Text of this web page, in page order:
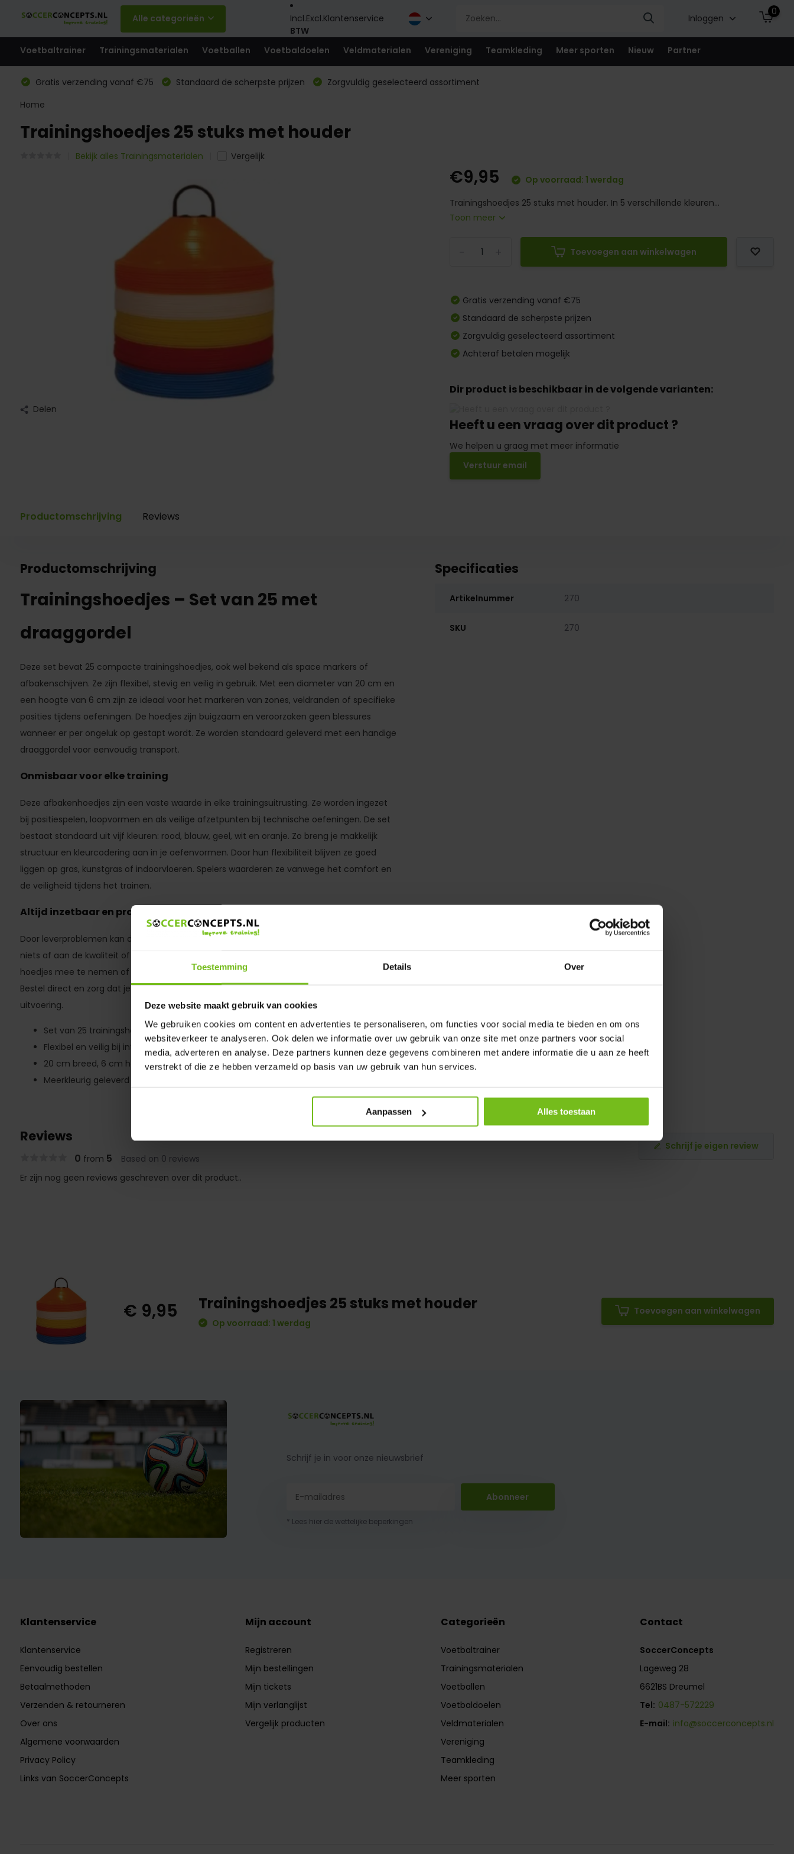
Toestemming Details Over
Deze website maakt gebruik van cookies
We gebruiken cookies om content en advertenties te personaliseren, om functies voor social media te bieden en om ons
websiteverkeer te analyseren. Ook delen we informatie over uw gebruik van onze site met onze partners voor social
media, adverteren en analyse. Deze partners kunnen deze gegevens combineren met andere informatie die u aan ze heeft
verstrekt of die ze hebben verzameld op basis van uw gebruik van hun services.
Aanpassen Alles toestaan
Alle categorieën Incl.Excl.
BTW
Klantenservice Inloggen
0
Voetbaltrainer Trainingsmaterialen Voetballen Voetbaldoelen Veldmaterialen Vereniging Teamkleding Meer sporten Nieuw Partner
Gratis verzending vanaf €75 Standaard de scherpste prijzen
Zorgvuldig geselecteerd assortiment
Home
Trainingshoedjes 25 stuks met houder
Bekijk alles Trainingsmaterialen Vergelijk
Delen
€9,95
Op voorraad: 1 werdag
Trainingshoedjes 25 stuks met houder. In 5 verschillende kleuren...
Toon meer
Toevoegen aan winkelwagen
Gratis verzending vanaf €75
Standaard de scherpste prijzen
Zorgvuldig geselecteerd assortiment
Achteraf betalen mogelijk
Dir product is beschikbaar in de volgende varianten:
Heeft u een vraag over dit product ?
We helpen u graag met meer informatie
Verstuur email
Productomschrijving Reviews
Productomschrijving
Trainingshoedjes – Set van 25 met
draaggordel
Deze set bevat 25 compacte trainingshoedjes, ook wel bekend als space markers of
afbakenschijven. Ze zijn flexibel, stevig en veilig in gebruik. Met een diameter van 20 cm en
een hoogte van 6 cm zijn ze ideaal voor het markeren van zones, veldranden of specifieke
posities tijdens oefeningen. De hoedjes zijn buigzaam en veroorzaken geen blessures
wanneer er per ongeluk op gestapt wordt. Ze worden standaard geleverd met een handige
draaggordel voor eenvoudig transport.
Onmisbaar voor elke training
Deze afbakenhoedjes zijn een vaste waarde in elke trainingsuitrusting. Ze worden ingezet
bij positiespelen, loopvormen en als veilige afzetpunten bij technische oefeningen. De set
bestaat standaard uit vijf kleuren: rood, blauw, geel, wit en oranje. Zo breng je makkelijk
structuur en kleurcodering aan in je oefenvormen. Door hun flexibiliteit blijven ze goed
liggen op gras, kunstgras of indoorvloeren. Spelers waarderen ze vanwege het comfort en
de veiligheid tijdens het trainen.
Altijd inzetbaar en praktisch geleverd
Door leverproblemen kan de set tijdelijk ook geleverd worden in één kleur. Dit doet echter
niets af aan de kwaliteit of inzetbaarheid. De draaggordel maakt het gemakkelijk om de
hoedjes mee te nemen of op te bergen. Deze set is geschikt voor trainingen op elk niveau.
Bestel direct en zorg dat je altijd beschikt over betrouwbare veldmarkering in een handige
uitvoering.
Set van 25 trainingshoedjes met draaggordel
Flexibel en veilig bij intensief gebruik
20 cm breed, 6 cm hoog
Meerkleurig geleverd of tijdelijk in één kleur
Specificaties
Artikelnummer 270
SKU 270
Reviews
0 from 5 Based on 0 reviews
Schrijf je eigen review
Er zijn nog geen reviews geschreven over dit product..
€ 9,95 Trainingshoedjes 25 stuks met houder
Op voorraad: 1 werdag
Toevoegen aan winkelwagen
Schrijf je in voor onze nieuwsbrief
Abonneer
* Lees hier de wettelijke beperkingen
Klantenservice
Klantenservice
Eenvoudig bestellen
Betaalmethoden
Verzenden & retourneren
Over ons
Algemene voorwaarden
Privacy Policy
Links van SoccerConcepts
Mijn account
Registreren
Mijn bestellingen
Mijn tickets
Mijn verlanglijst
Vergelijk producten
Categorieën
Voetbaltrainer
Trainingsmaterialen
Voetballen
Voetbaldoelen
Veldmaterialen
Vereniging
Teamkleding
Meer sporten
Contact
SoccerConcepts
Lageweg 28
6621BS Dreumel
Tel: 0487-572229
E-mail: info@soccerconcepts.nl